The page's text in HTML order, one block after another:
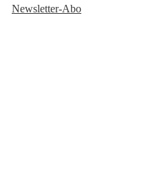
Newsletter-Abo